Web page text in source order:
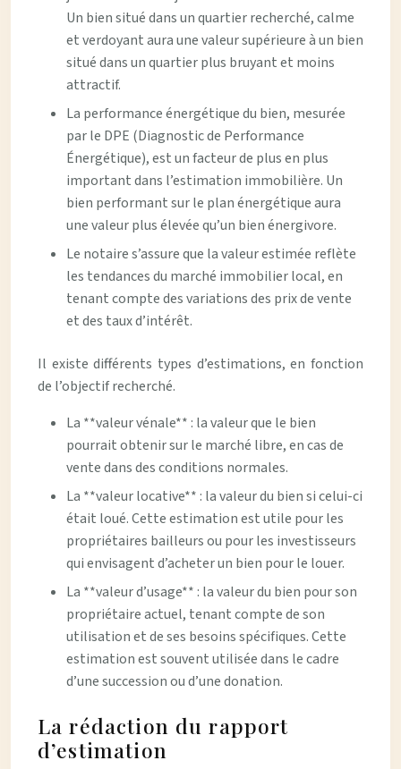
Un bien situé dans un quartier recherché, calme
et verdoyant aura une valeur supérieure à un bien
situé dans un quartier plus bruyant et moins
attractif.
La performance énergétique du bien, mesurée
par le DPE (Diagnostic de Performance
Énergétique), est un facteur de plus en plus
important dans l’estimation immobilière. Un
bien performant sur le plan énergétique aura
une valeur plus élevée qu’un bien énergivore.
Le notaire s’assure que la valeur estimée reflète
les tendances du marché immobilier local, en
tenant compte des variations des prix de vente
et des taux d’intérêt.
Il existe différents types d’estimations, en fonction
de l’objectif recherché.
La **valeur vénale** : la valeur que le bien
pourrait obtenir sur le marché libre, en cas de
vente dans des conditions normales.
La **valeur locative** : la valeur du bien si celui-ci
était loué. Cette estimation est utile pour les
propriétaires bailleurs ou pour les investisseurs
qui envisagent d’acheter un bien pour le louer.
La **valeur d’usage** : la valeur du bien pour son
propriétaire actuel, tenant compte de son
utilisation et de ses besoins spécifiques. Cette
estimation est souvent utilisée dans le cadre
d’une succession ou d’une donation.
La rédaction du rapport
d’estimation